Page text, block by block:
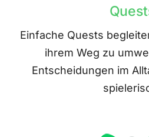
Einfache Quests
ihrem Weg zu
Entscheidungen im